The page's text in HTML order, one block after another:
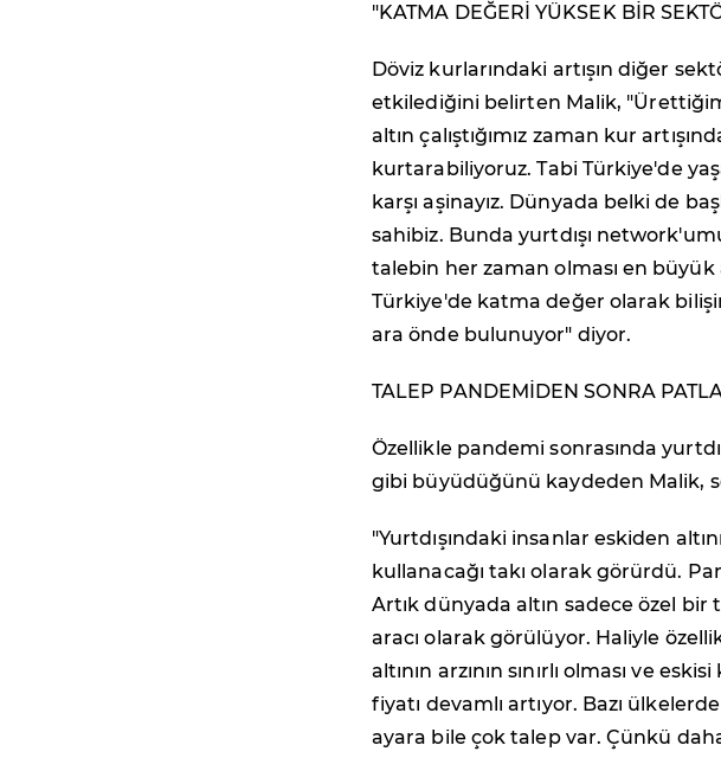
"KATMA DEĞERİ YÜKSEK BİR
Döviz kurlarındaki artışın diğer
etkilediğini belirten Malik,
altın çalıştığımız zaman kur
kurtarabiliyoruz. Tabi Türkiye'de
karşı aşinayız. Dünyada belki de
sahibiz. Bunda yurtdışı
talebin her zaman olması en
Türkiye'de katma değer olarak
ara önde bulunuyor" diyor.
TALEP PANDEMİDEN SONRA
Özellikle pandemi sonrasında
gibi büyüdüğünü kaydeden Malik,
"Yurtdışındaki insanlar eskiden
kullanacağı takı olarak görürdü.
Artık dünyada altın sadece özel bir
aracı olarak görülüyor. Haliyle
altının arzının sınırlı olması ve
fiyatı devamlı artıyor. Bazı
ayara bile çok talep var. Çünkü daha